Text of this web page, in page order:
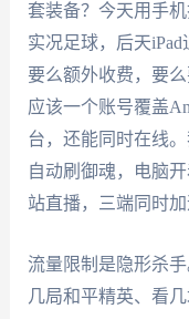
套装备？今天用手
实况足球，后天iPad
要么额外收费，要
应该一个账号覆盖
台，还能同时在线
自动刷御魂，电脑
站直播，三端同时加
流量限制是隐形杀
几局和平精英、看